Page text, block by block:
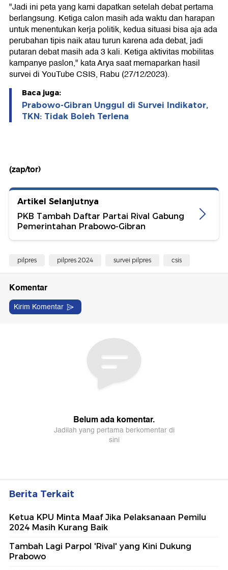
"Jadi ini peta yang kami dapatkan setelah debat pertama
berlangsung. Ketiga calon masih ada waktu dan harapan
untuk menentukan kerja politik, kedua situasi bisa aja ada
perubahan tipis naik atau turun karena ada debat, jadi
putaran debat masih ada 3 kali. Ketiga aktivitas mobilitas
kampanye paslon," kata Arya saat memaparkan hasil
survei di YouTube CSIS, Rabu (27/12/2023).
Baca juga:
Prabowo-Gibran Unggul di Survei Indikator,
TKN: Tidak Boleh Terlena
(zap/tor)
Artikel Selanjutnya
PKB Tambah Daftar Partai Rival Gabung
Pemerintahan Prabowo-Gibran
pilpres pilpres 2024 survei pilpres csis
Berita Terkait
Ketua KPU Minta Maaf Jika Pelaksanaan Pemilu
2024 Masih Kurang Baik
Tambah Lagi Parpol 'Rival' yang Kini Dukung
Prabowo